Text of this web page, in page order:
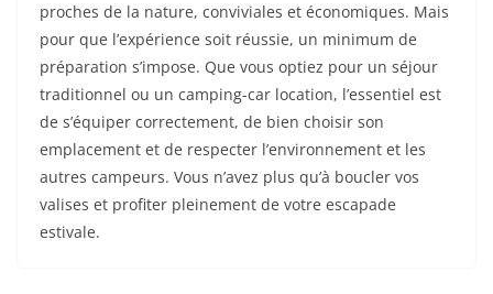
proches de la nature, conviviales et économiques. Mais
pour que l’expérience soit réussie, un minimum de
préparation s’impose. Que vous optiez pour un séjour
traditionnel ou un camping-car location, l’essentiel est
de s’équiper correctement, de bien choisir son
emplacement et de respecter l’environnement et les
autres campeurs. Vous n’avez plus qu’à boucler vos
valises et profiter pleinement de votre escapade
estivale.